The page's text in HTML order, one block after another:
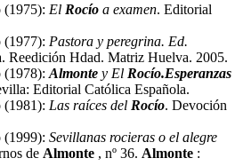
(1975): El Rocío a examen. Editorial
(1977): Pastora y peregrina. Ed.
Reedición Hdad. Matriz Huelva. 2005.
(1978): Almonte y El Rocío.Esperanzas
Editorial Católica Española.
(1981): Las raíces del Rocío. Devoción
(1999): Sevillanas rocieras o el alegre
de Almonte , nº 36. Almonte :